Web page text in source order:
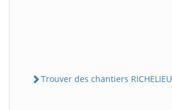
Trouver des chantiers RICHELIEU